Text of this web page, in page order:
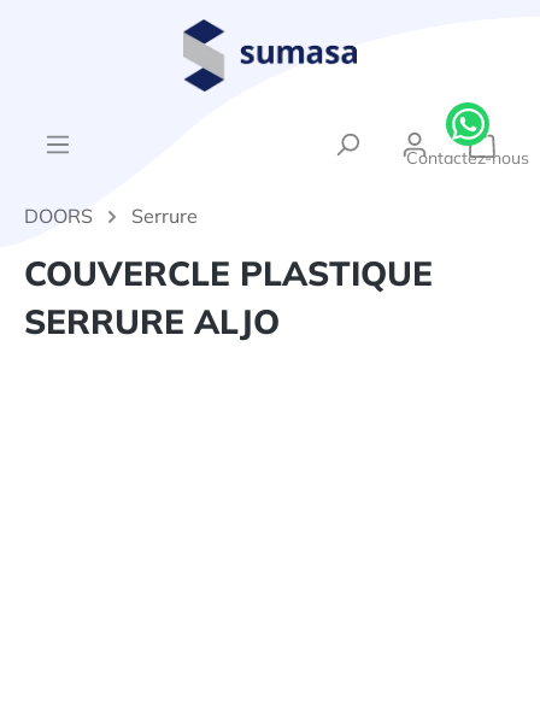
DOORS Serrure
COUVERCLE PLASTIQUE
SERRURE ALJO
Contactez-nous